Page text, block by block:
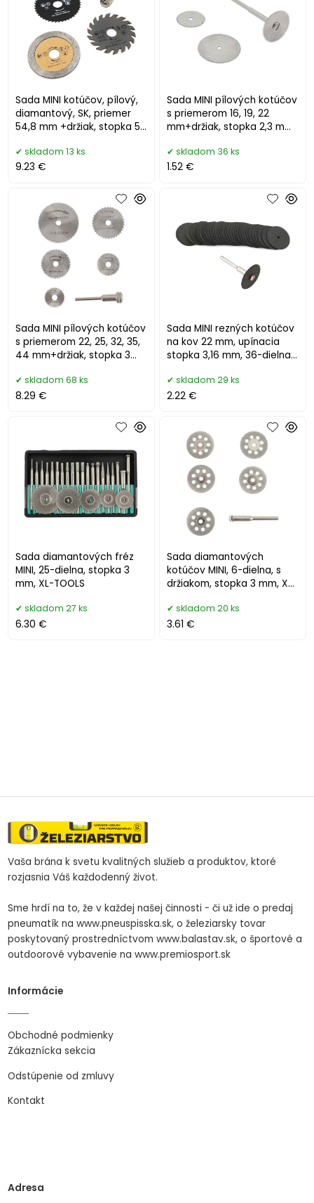
Sada MINI kotúčov, pílový,
diamantový, SK, priemer
54,8 mm +držiak, stopka 50
skladom 13 ks
9.23 €
Sada MINI pílových kotúčov
s priemerom 16, 19, 22
mm+držiak, stopka 2,3 mm,
skladom 36 ks
1.52 €
Sada MINI pílových kotúčov
s priemerom 22, 25, 32, 35,
44 mm+držiak, stopka 3
skladom 68 ks
8.29 €
Sada MINI rezných kotúčov
na kov 22 mm, upínacia
stopka 3,16 mm, 36-dielna,
skladom 29 ks
2.22 €
Sada diamantových fréz
MINI, 25-dielna, stopka 3
mm, XL-TOOLS
skladom 27 ks
6.30 €
Sada diamantových
kotúčov MINI, 6-dielna, s
držiakom, stopka 3 mm, XL-
skladom 20 ks
3.61 €
Vaša brána k svetu kvalitných služieb a produktov, ktoré
rozjasnia Váš každodenný život.
Sme hrdí na to, že v každej našej činnosti - či už ide o predaj
pneumatík na www.pneuspisska.sk, o železiarsky tovar
poskytovaný prostredníctvom www.balastav.sk, o športové a
outdoorové vybavenie na www.premiosport.sk
Informácie
Obchodné podmienky
Zákaznícka sekcia
Odstúpenie od zmluvy
Kontakt
Adresa